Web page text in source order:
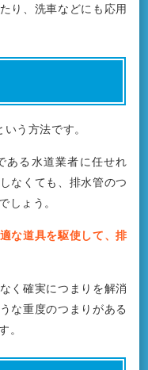
り、洗車などにも応用
う方法です。
ある水道業者に任せれ
なくても、排水管のつ
しょう。
な道具を駆使して、排
く確実につまりを解消
な重度のつまりがある
。